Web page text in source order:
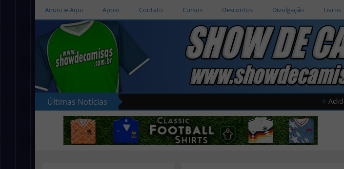
Anuncie Aqui Apoio Contato Cursos Descontos Divulgação Livros
Últimas Notícias Adidas divulga